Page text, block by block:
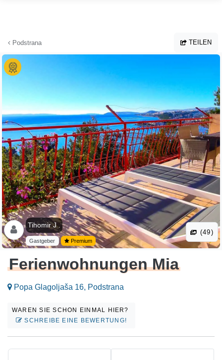
Podstrana TEILEN
Tihomir J .
Gastgeber Premium
(49)
Ferienwohnungen Mia
Popa Glagoljaša 16, Podstrana
WAREN SIE SCHON EINMAL HIER?
SCHREIBE EINE BEWERTUNG!